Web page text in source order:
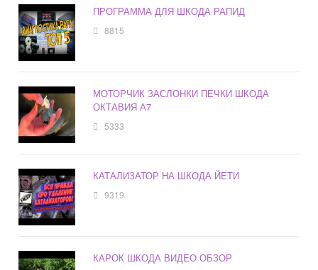
ПРОГРАММА ДЛЯ ШКОДА РАПИД
8815
МОТОРЧИК ЗАСЛОНКИ ПЕЧКИ ШКОДА
ОКТАВИЯ А7
5333
КАТАЛИЗАТОР НА ШКОДА ЙЕТИ
9319
КАРОК ШКОДА ВИДЕО ОБЗОР